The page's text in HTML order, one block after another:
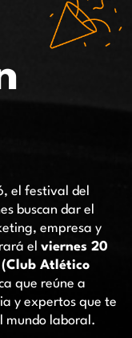
el festival del
buscan dar el
empresa y
el viernes 20
(Club Atlético
que reúne a
y expertos que te
mundo laboral.